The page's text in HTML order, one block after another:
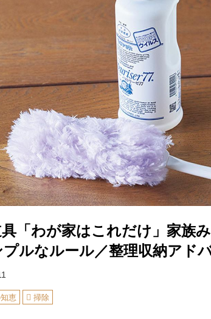
「わが家はこれだけ」家族
プルなルール／整理収納アド
恵 掃除